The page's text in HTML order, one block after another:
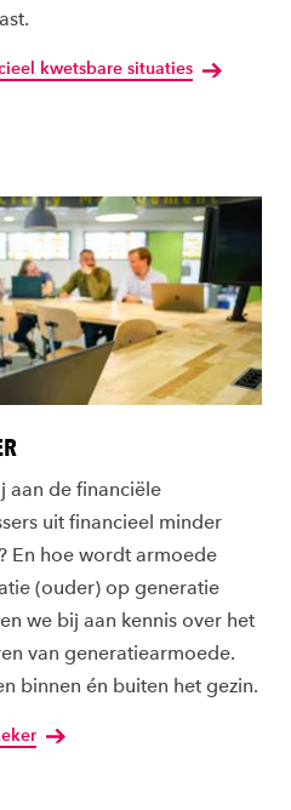
kwetsbare situaties
aan de financiële
uit financieel minder
En hoe wordt armoede
(ouder) op generatie
we bij aan kennis over het
van generatiearmoede.
binnen én buiten het gezin.